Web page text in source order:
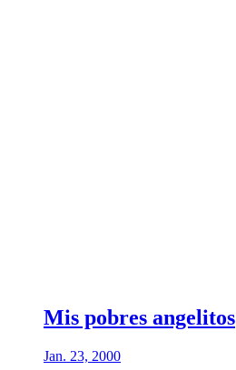
Mis pobres angelitos
Jan. 23, 2000